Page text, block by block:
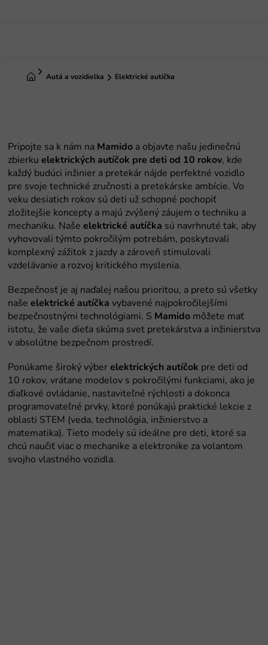
DomovAutá a vozidielka Elektrické autíčka
Mamido
elektrických autíčok pre deti od 10 rokov
elektrické autíčka
elektrické autíčka
Mamido
elektrických autíčok